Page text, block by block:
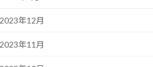
2023年12月
2023年11月